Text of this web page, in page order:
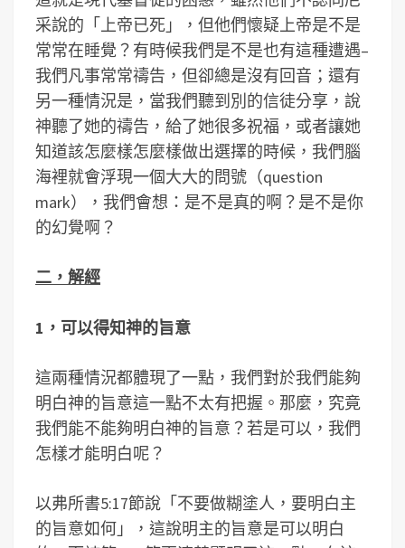
采說的「上帝已死」，但他們懷疑上帝是不是
常常在睡覺？有時候我們是不是也有這種遭遇–
我們凡事常常禱告，但卻總是沒有回音；還有
另一種情況是，當我們聽到別的信徒分享，說
神聽了她的禱告，給了她很多祝福，或者讓她
知道該怎麼樣怎麼樣做出選擇的時候，我們腦
海裡就會浮現一個大大的問號（question
mark），我們會想：是不是真的啊？是不是你
的幻覺啊？
二，解經
1，可以得知神的旨意
這兩種情況都體現了一點，我們對於我們能夠
明白神的旨意這一點不太有把握。那麼，究竟
我們能不能夠明白神的旨意？若是可以，我們
怎樣才能明白呢？
以弗所書5:17節說「不要做糊塗人，要明白主
的旨意如何」，這說明主的旨意是可以明白